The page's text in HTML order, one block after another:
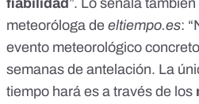
fiabilidad ”. Lo señala
meteoróloga de eltiempo.es:
evento meteorológico
semanas de antelación. La
tiempo hará es a través de los